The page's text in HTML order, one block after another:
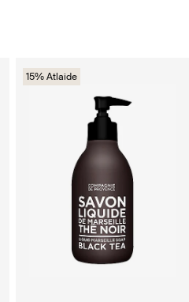
15% Atlaide